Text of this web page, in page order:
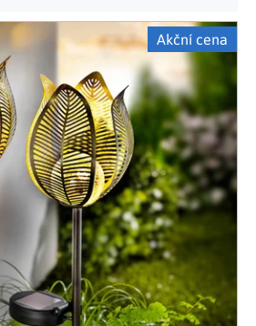
Akční cena